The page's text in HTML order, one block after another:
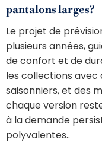
pantalons larges?
Le projet de
plusieurs années,
de confort et de
les collections avec
saisonniers, et des
chaque version
à la demande
polyvalentes..